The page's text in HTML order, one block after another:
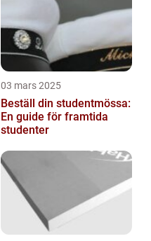
03 mars 2025
Beställ din studentmössa:
En guide för framtida
studenter